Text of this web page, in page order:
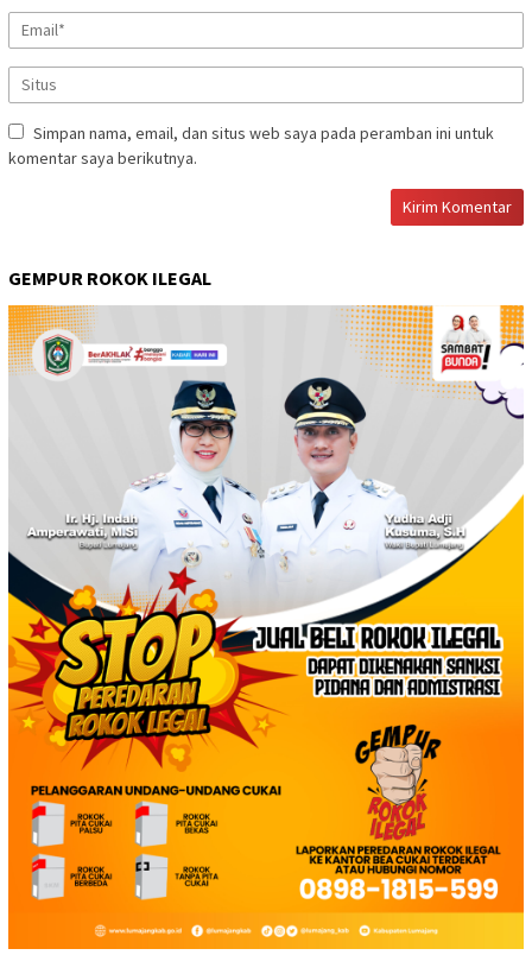
Simpan nama, email, dan situs web saya pada peramban ini untuk
komentar saya berikutnya.
GEMPUR ROKOK ILEGAL